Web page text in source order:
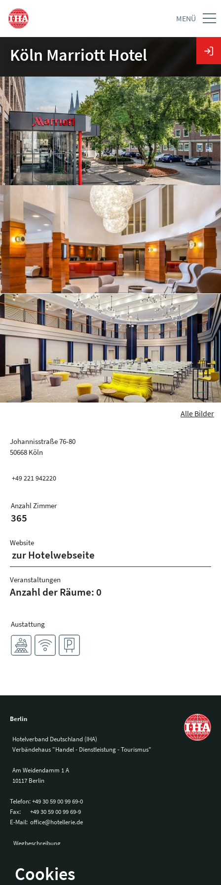
Cookies
MENÜ
Köln Marriott Hotel
Alle Bilder
Johannisstraße 76-80
50668 Köln
+49 221 942220
Anzahl Zimmer
365
Website
zur Hotelwebseite
Veranstaltungen
Anzahl der Räume: 0
Austattung
Berlin
Hotelverband Deutschland (IHA)
Verbändehaus "Handel - Dienstleistung - Tourismus"
Am Weidendamm 1 A
10117 Berlin
Telefon:+49 30 59 00 99 69-0
Fax:
+49 30 59 00 99 69-9
E-Mail: office@hotellerie.de
Wegbeschreibung